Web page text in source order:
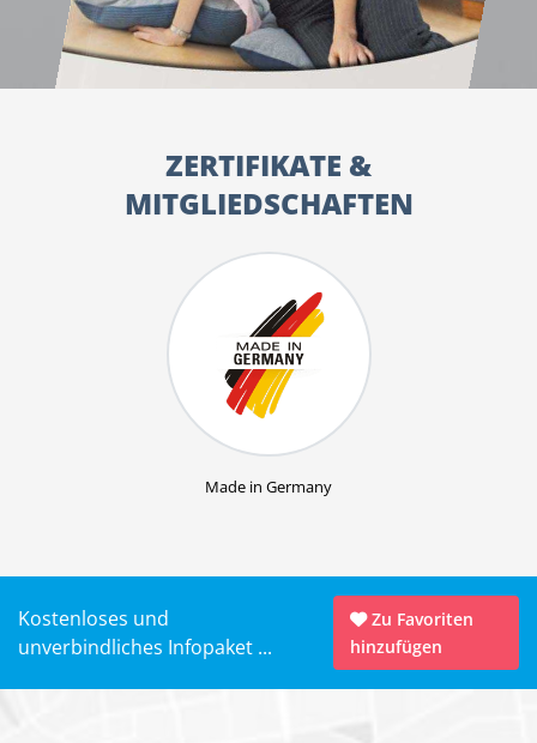
ZERTIFIKATE &
MITGLIEDSCHAFTEN
Made in Germany
Kostenloses und
unverbindliches Infopaket ...
Zu Favoriten
hinzufügen